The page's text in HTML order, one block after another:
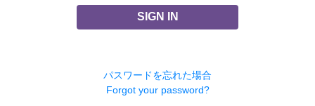
SIGN IN
パスワードを忘れた場合
Forgot your password?